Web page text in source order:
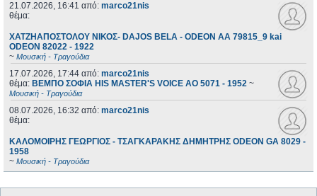
21.07.2026, 16:41 από: marco21nis
θέμα:
ΧΑΤΖΗΑΠΟΣΤΟΛΟΥ ΝΙΚΟΣ- DAJOS BELA - ODEON AA 79815_9 kai
ODEON 82022 - 1922
~ Μουσική - Τραγούδια
17.07.2026, 17:44 από: marco21nis
θέμα: ΒΕΜΠΟ ΣΟΦΙΑ HIS MASTER'S VOICE AO 5071 - 1952 ~
Μουσική - Τραγούδια
08.07.2026, 16:32 από: marco21nis
θέμα:
ΚΑΛΟΜΟΙΡΗΣ ΓΕΩΡΓΙΟΣ - ΤΣΑΓΚΑΡΑΚΗΣ ΔΗΜΗΤΡΗΣ ODEON GA 8029 -
1958
~ Μουσική - Τραγούδια